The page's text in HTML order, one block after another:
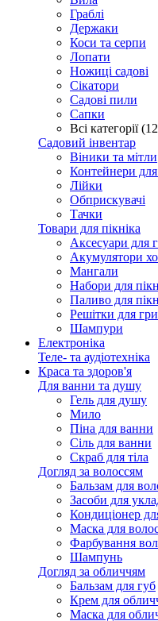
Граблі
Держаки
Коси та серпи
Лопати
Ножиці садові
Сікатори
Садові пили
Сапки
Всі категорії
Садовий інвентар
Віники та мітли
Контейнери для
Лійки
Обприскувачі
Тачки
Товари для пікніка
Аксесуари для
Акумулятори
Мангали
Набори для
Паливо для
Решітки для
Шампури
Електроніка
Теле- та аудіотехніка
Краса та здоров'я
Для ванни та душу
Гель для душу
Мило
Піна для ванни
Сіль для ванни
Скраб для тіла
Догляд за волоссям
Бальзам для
Засоби для
Кондиціонер
Маска для
Фарбування
Шампунь
Догляд за обличчям
Бальзам для губ
Крем для
Маска для